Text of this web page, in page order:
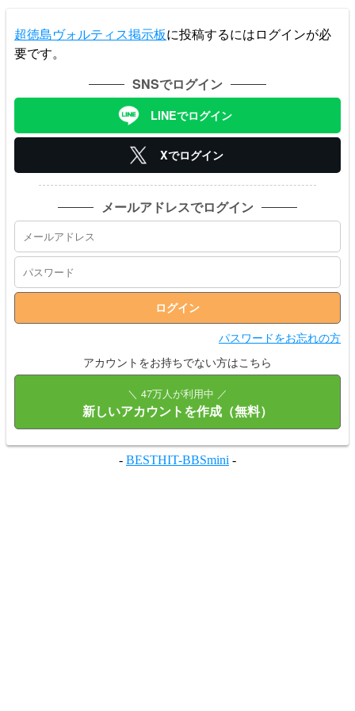
超徳島ヴォルティス掲示板に投稿するにはログインが必
要です。
SNSでログイン
LINEでログイン
Xでログイン
メールアドレスでログイン
パスワードをお忘れの方
アカウントをお持ちでない方はこちら
＼ 47万人が利用中 ／
新しいアカウントを作成（無料）
- BESTHIT-BBSmini -